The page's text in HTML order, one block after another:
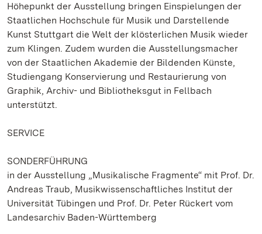
Höhepunkt der Ausstellung bringen Einspielungen der
Staatlichen Hochschule für Musik und Darstellende
Kunst Stuttgart die Welt der klösterlichen Musik wieder
zum Klingen. Zudem wurden die Ausstellungsmacher
von der Staatlichen Akademie der Bildenden Künste,
Studiengang Konservierung und Restaurierung von
Graphik, Archiv- und Bibliotheksgut in Fellbach
unterstützt.
SERVICE
SONDERFÜHRUNG
in der Ausstellung „Musikalische Fragmente“ mit Prof. Dr.
Andreas Traub, Musikwissenschaftliches Institut der
Universität Tübingen und Prof. Dr. Peter Rückert vom
Landesarchiv Baden-Württemberg